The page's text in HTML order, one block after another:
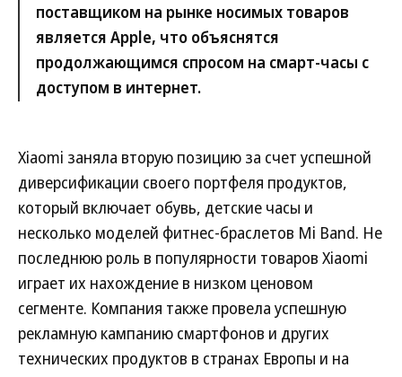
поставщиком на рынке носимых товаров
является Apple, что объяснятся
продолжающимся спросом на смарт-часы с
доступом в интернет.
Xiaomi заняла вторую позицию за счет успешной
диверсификации своего портфеля продуктов,
который включает обувь, детские часы и
несколько моделей фитнес-браслетов Mi Band. Не
последнюю роль в популярности товаров Xiaomi
играет их нахождение в низком ценовом
сегменте. Компания также провела успешную
рекламную кампанию смартфонов и других
технических продуктов в странах Европы и на